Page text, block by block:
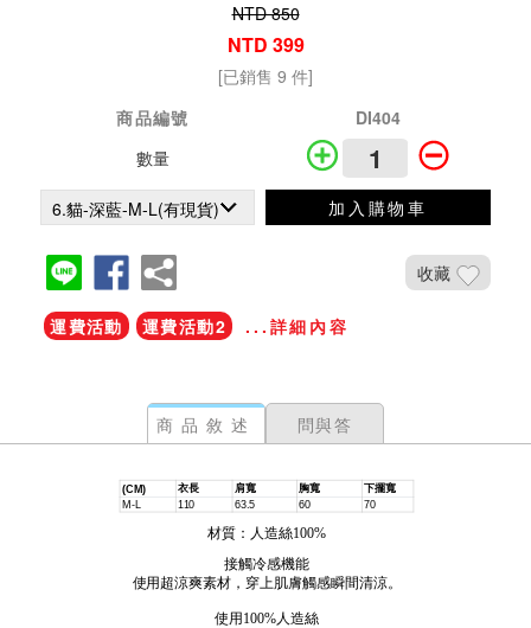
NTD 850
NTD 399
[已銷售 9 件]
商品編號
DI404
數量
加入購物車
收藏
運費活動 運費活動2 ...詳細內容
商品敘述 問與答